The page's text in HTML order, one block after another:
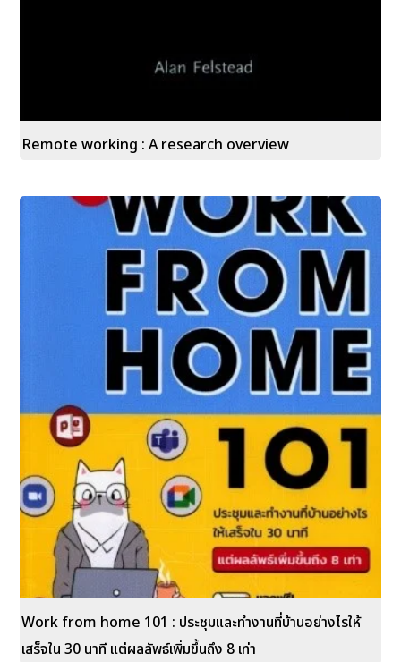
Remote working : A research overview
Work from home 101 : ประชุมและทำงานที่บ้านอย่างไรให้
เสร็จใน 30 นาที แต่ผลลัพธ์เพิ่มขึ้นถึง 8 เท่า